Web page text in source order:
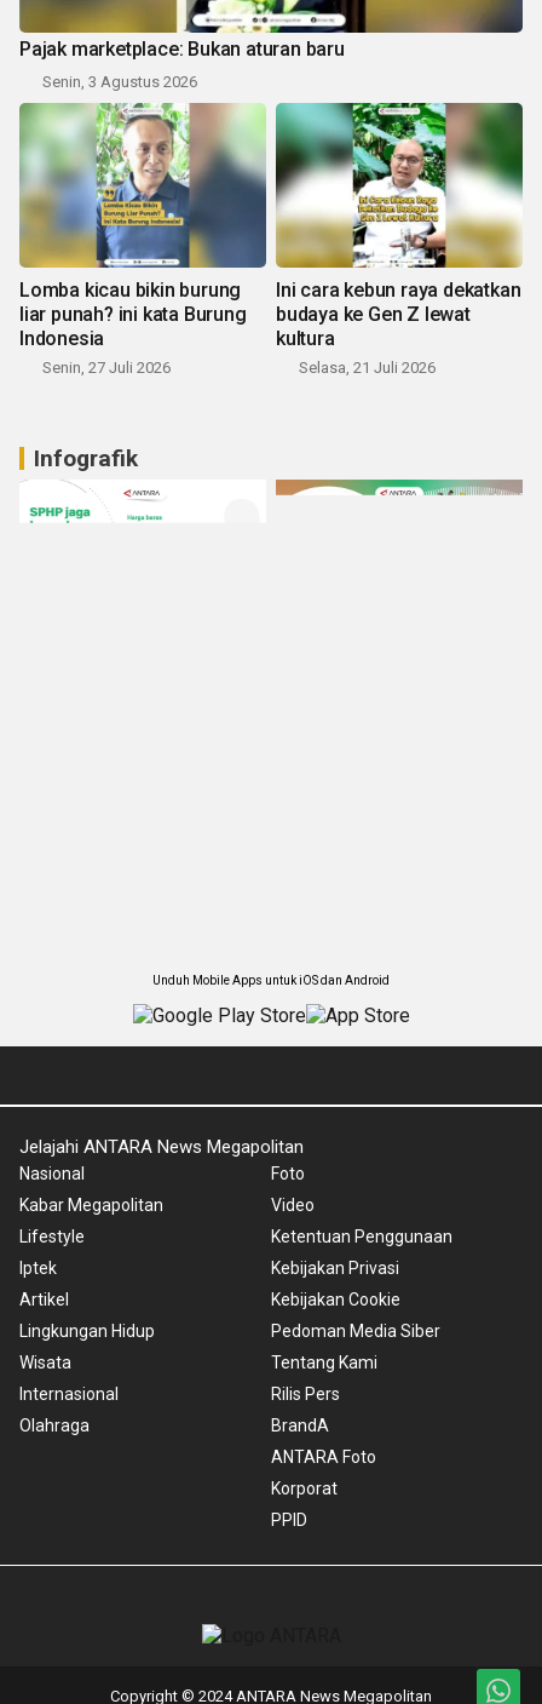
Pajak marketplace: Bukan aturan baru
Senin, 3 Agustus 2026
Lomba kicau bikin burung
liar punah? ini kata Burung
Indonesia
Senin, 27 Juli 2026
Ini cara kebun raya dekatkan
budaya ke Gen Z lewat
kultura
Selasa, 21 Juli 2026
Infografik
Unduh Mobile Apps untuk iOS dan Android
Jelajahi ANTARA News Megapolitan
Nasional
Kabar Megapolitan
Lifestyle
Iptek
Artikel
Lingkungan Hidup
Wisata
Internasional
Olahraga
Foto
Video
Ketentuan Penggunaan
Kebijakan Privasi
Kebijakan Cookie
Pedoman Media Siber
Tentang Kami
Rilis Pers
BrandA
ANTARA Foto
Korporat
PPID
Copyright © 2024 ANTARA News Megapolitan